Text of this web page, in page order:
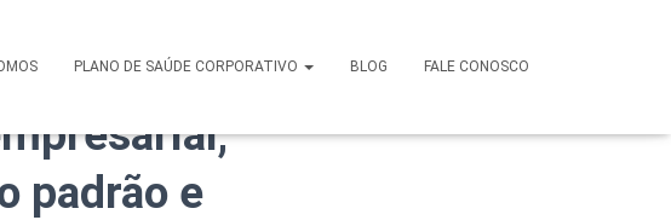
PLANO DE SAÚDE CORPORATIVO BLOG FALE CONOSCO
Plus em
padrão e